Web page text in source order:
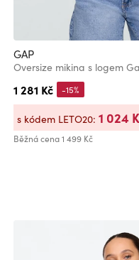
GAP
Oversize mikina s logem
1 281 Kč
Běžná cena1 499 Kč
-15%
s kódem LETO20: 1 024